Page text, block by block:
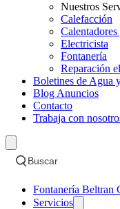
Nuestros
Calefacción
Electricista
Fontanería
Reparación
Boletines de Agua
Blog Anuncios
Contacto
Trabaja con
Buscar
Fontanería Beltran
Servicios